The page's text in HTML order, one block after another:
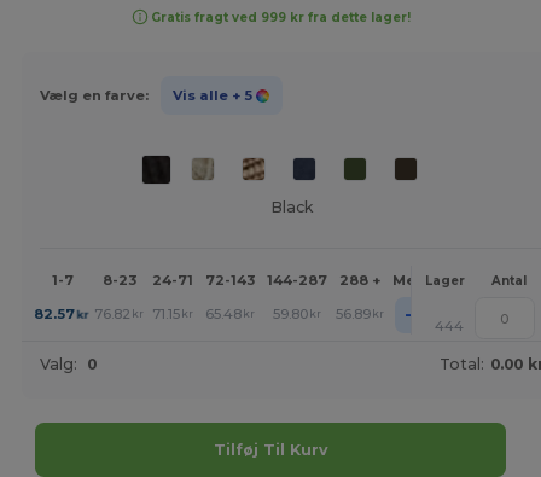
Gratis fragt ved 999 kr fra dette lager!
Vælg en farve: Vis alle + 5
Black
1-7 8-23 24-71 72-143 144-287 288 + MereLager Antal
82.57kr 76.82 kr 71.15 kr 65.48 kr 59.80 kr 56.89 kr + 444
Valg: 0 Total: 0.00
Tilføj Til Kurv